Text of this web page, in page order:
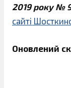
2019 року №
сайті
Оновлений